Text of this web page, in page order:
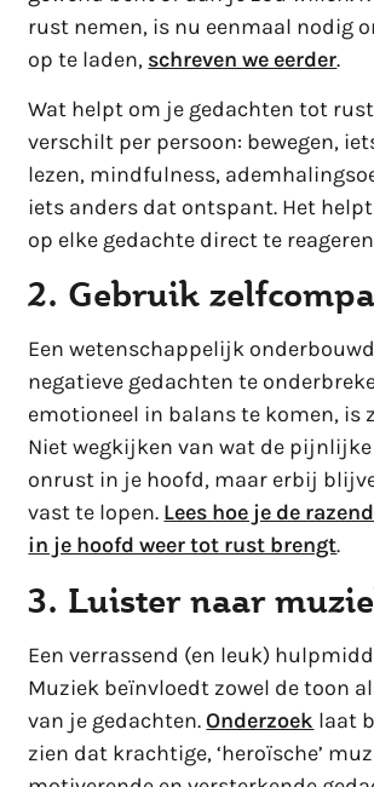
rust nemen, is nu eenmaal nodig
op te laden, schreven we eerder.
Wat helpt om je gedachten tot
verschilt per persoon: bewegen,
lezen, mindfulness,
iets anders dat ontspant. Het
op elke gedachte direct te
2. Gebruik
Een wetenschappelijk
negatieve gedachten te
emotioneel in balans te komen, is
Niet wegkijken van wat de pijnlijke
onrust in je hoofd, maar erbij
vast te lopen. Lees hoe je de
in je hoofd weer tot rust brengt.
3. Luister naar
Een verrassend (en leuk)
Muziek beïnvloedt zowel de toon
van je gedachten. Onderzoek laat
zien dat krachtige, ‘heroïsche’